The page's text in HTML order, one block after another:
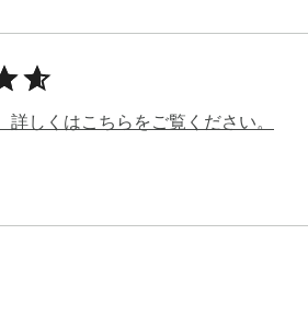
of eyewear options, ranging from
and textures to find the
smiling, laughing, or pouting
of artistic tattoos,
touch to their online presence,
today!
ができていますか？アバターメー
しくはこちらをご覧ください。